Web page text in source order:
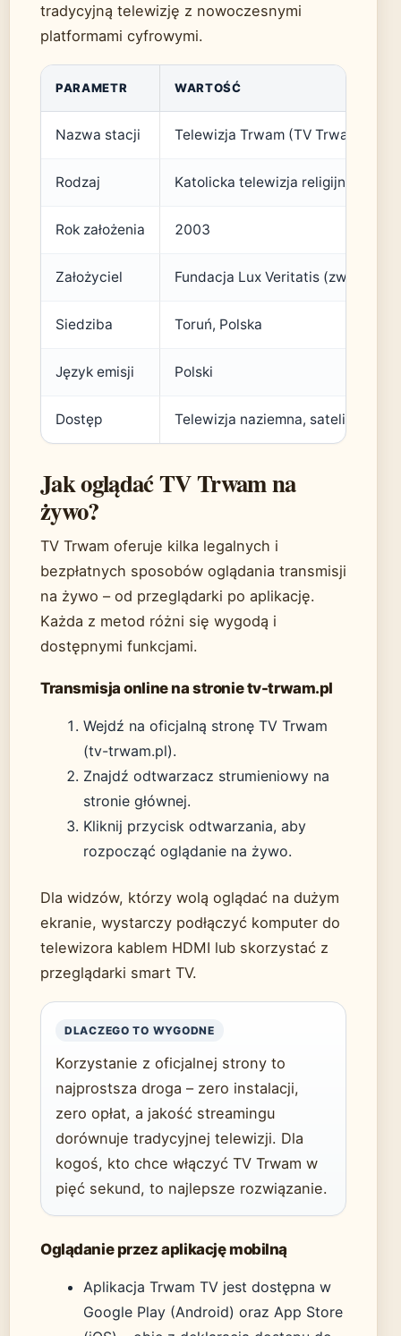
tradycyjną telewizję z nowoczesnymi
platformami cyfrowymi.
PARAMETR WARTOŚĆ
Nazwa stacji Telewizja Trwam (TV Trwam)
Rodzaj Katolicka telewizja religijno-
Rok założenia 2003
Założyciel Fundacja Lux Veritatis (związana
Siedziba Toruń, Polska
Język emisji Polski
Dostęp Telewizja naziemna, satelitarna,
Jak oglądać TV Trwam na
żywo?
TV Trwam oferuje kilka legalnych i
bezpłatnych sposobów oglądania transmisji
na żywo – od przeglądarki po aplikację.
Każda z metod różni się wygodą i
dostępnymi funkcjami.
Transmisja online na stronie tv-trwam.pl
Wejdź na oficjalną stronę TV Trwam
(tv-trwam.pl).
Znajdź odtwarzacz strumieniowy na
stronie głównej.
Kliknij przycisk odtwarzania, aby
rozpocząć oglądanie na żywo.
Dla widzów, którzy wolą oglądać na dużym
ekranie, wystarczy podłączyć komputer do
telewizora kablem HDMI lub skorzystać z
przeglądarki smart TV.
DLACZEGO TO WYGODNE
Korzystanie z oficjalnej strony to
najprostsza droga – zero instalacji,
zero opłat, a jakość streamingu
dorównuje tradycyjnej telewizji. Dla
kogoś, kto chce włączyć TV Trwam w
pięć sekund, to najlepsze rozwiązanie.
Oglądanie przez aplikację mobilną
Aplikacja Trwam TV jest dostępna w
Google Play (Android) oraz App Store